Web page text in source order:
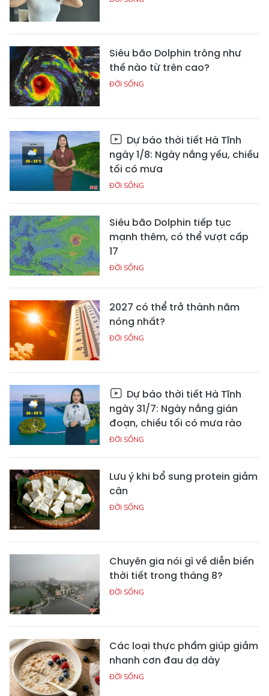
Siêu bão Dolphin trông như
thế nào từ trên cao?
ĐỜI SỐNG
Dự báo thời tiết Hà Tĩnh
ngày 1/8: Ngày nắng yếu, chiều
tối có mưa
ĐỜI SỐNG
Siêu bão Dolphin tiếp tục
mạnh thêm, có thể vượt cấp
17
ĐỜI SỐNG
2027 có thể trở thành năm
nóng nhất?
ĐỜI SỐNG
Dự báo thời tiết Hà Tĩnh
ngày 31/7: Ngày nắng gián
đoạn, chiều tối có mưa rào
ĐỜI SỐNG
Lưu ý khi bổ sung protein giảm
cân
ĐỜI SỐNG
Chuyên gia nói gì về diễn biến
thời tiết trong tháng 8?
ĐỜI SỐNG
Các loại thực phẩm giúp giảm
nhanh cơn đau dạ dày
ĐỜI SỐNG